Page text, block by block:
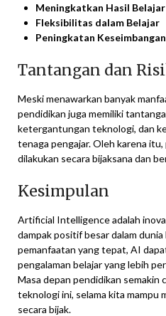
Meningkatkan Hasil Belajar
Fleksibilitas dalam Belajar
Peningkatan
Tantangan dan
Meski menawarkan banyak
pendidikan juga memiliki
ketergantungan teknologi, dan
tenaga pengajar. Oleh karena
dilakukan secara bijaksana dan
Kesimpulan
Artificial Intelligence adalah
dampak positif besar dalam
pemanfaatan yang tepat, AI
pengalaman belajar yang lebih
Masa depan pendidikan semakin
teknologi ini, selama kita mampu
secara bijak.